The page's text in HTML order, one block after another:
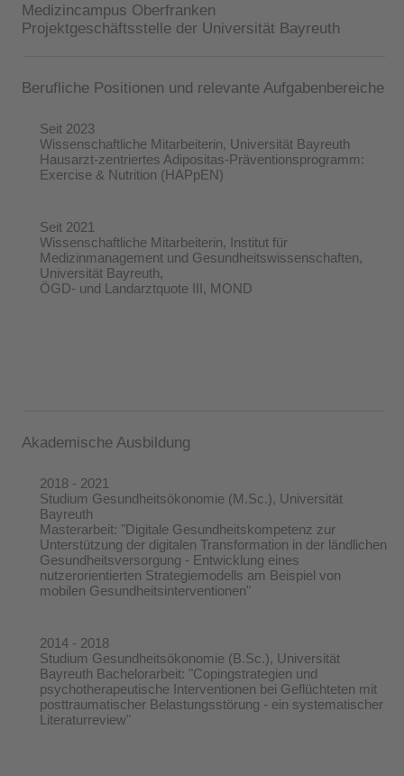
Medizincampus Oberfranken
Projektgeschäftsstelle der Universität Bayreuth
Berufliche Positionen und relevante Aufgabenbereiche
Seit 2023
Wissenschaftliche Mitarbeiterin, Universität Bayreuth
Hausarzt-zentriertes Adipositas-Präventionsprogramm:
Exercise & Nutrition (HAPpEN)
Seit 2021
Wissenschaftliche Mitarbeiterin, Institut für
Medizinmanagement und Gesundheitswissenschaften,
Universität Bayreuth,
ÖGD- und Landarztquote III, MOND
Akademische Ausbildung
2018 - 2021
Studium Gesundheitsökonomie (M.Sc.), Universität
Bayreuth
Masterarbeit: "Digitale Gesundheitskompetenz zur
Unterstützung der digitalen Transformation in der ländlichen
Gesundheitsversorgung - Entwicklung eines
nutzerorientierten Strategiemodells am Beispiel von
mobilen Gesundheitsinterventionen"
2014 - 2018
Studium Gesundheitsökonomie (B.Sc.), Universität
Bayreuth Bachelorarbeit: "Copingstrategien und
psychotherapeutische Interventionen bei Geflüchteten mit
posttraumatischer Belastungsstörung - ein systematischer
Literaturreview"